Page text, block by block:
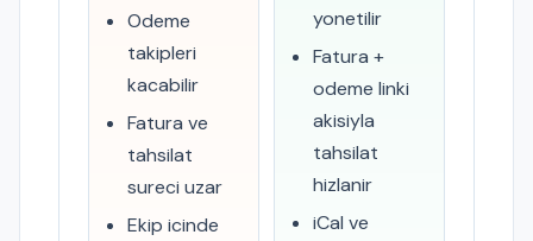
Odeme
takipleri
kacabilir
Fatura ve
tahsilat
sureci uzar
Ekip icinde
yonetilir
Fatura +
odeme linki
akisiyla
tahsilat
hizlanir
iCal ve